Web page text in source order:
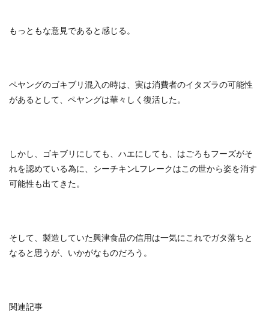
もっともな意見であると感じる。
ペヤングのゴキブリ混入の時は、実は消費者のイタズラの可能性
があるとして、ペヤングは華々しく復活した。
しかし、ゴキブリにしても、ハエにしても、はごろもフーズがそ
れを認めている為に、シーチキンLフレークはこの世から姿を消す
可能性も出てきた。
そして、製造していた興津食品の信用は一気にこれでガタ落ちと
なると思うが、いかがなものだろう。
関連記事